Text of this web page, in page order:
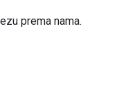
prema nama.